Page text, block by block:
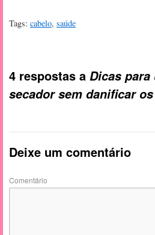
Tags: cabelo, saúde
4 respostas a Dicas para
secador sem danificar
Deixe um comentário
Comentário